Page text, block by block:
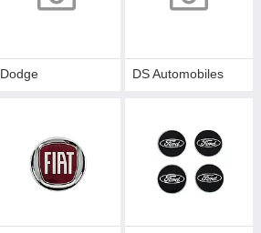
Dodge DS Automobiles